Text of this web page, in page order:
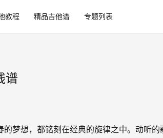
教程 精品吉他谱 专题列表
谱
梦想，都铭刻在经典的旋律之中。动听的